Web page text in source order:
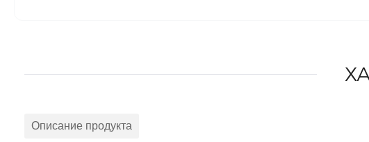
Описание продукта